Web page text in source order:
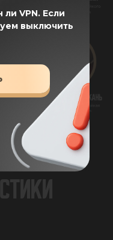
ли VPN. Если
выключить